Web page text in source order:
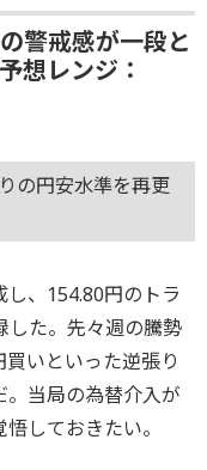
警戒感が一段と
想レンジ：
の円安水準を再更
、154.80円のトラ
した。先々週の騰勢
いといった逆張り
当局の為替介入が
しておきたい。